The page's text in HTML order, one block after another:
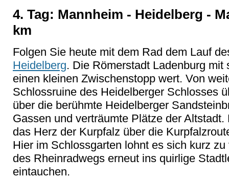
4. Tag: Mannheim - Heidelberg -
km
Folgen Sie heute mit dem Rad dem Lauf
Heidelberg. Die Römerstadt Ladenburg
einen kleinen Zwischenstopp wert. Von
Schlossruine des Heidelberger Schlosses
über die berühmte Heidelberger
Gassen und verträumte Plätze der
das Herz der Kurpfalz über die
Hier im Schlossgarten lohnt es sich kurz
des Rheinradwegs erneut ins quirlige
eintauchen.